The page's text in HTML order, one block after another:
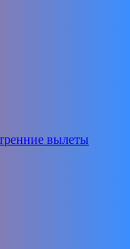
вылеты